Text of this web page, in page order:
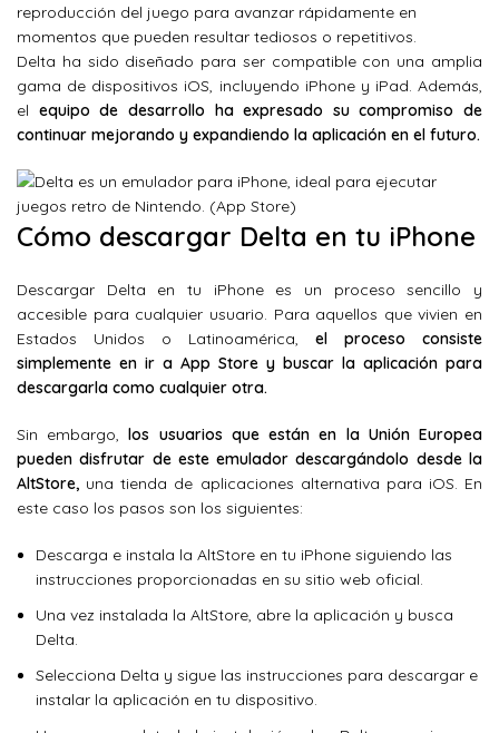
reproducción del juego para avanzar rápidamente en
momentos que pueden resultar tediosos o repetitivos.
Delta ha sido diseñado para ser compatible con una amplia
gama de dispositivos iOS, incluyendo iPhone y iPad. Además,
el equipo de desarrollo ha expresado su compromiso de
continuar mejorando y expandiendo la aplicación en el futuro.
Cómo descargar Delta en tu iPhone
Descargar Delta en tu iPhone es un proceso sencillo y
accesible para cualquier usuario. Para aquellos que vivien en
Estados Unidos o Latinoamérica, el proceso consiste
simplemente en ir a App Store y buscar la aplicación para
descargarla como cualquier otra.
Sin embargo,los usuarios que están en la Unión Europea
pueden disfrutar de este emulador descargándolo desde la
AltStore, una tienda de aplicaciones alternativa para iOS. En
este caso los pasos son los siguientes:
Descarga e instala la AltStore en tu iPhone siguiendo las
instrucciones proporcionadas en su sitio web oficial.
Una vez instalada la AltStore, abre la aplicación y busca
Delta.
Selecciona Delta y sigue las instrucciones para descargar e
instalar la aplicación en tu dispositivo.